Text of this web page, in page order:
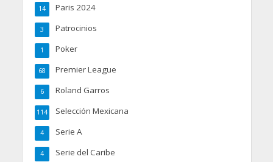
Paris 2024
14
Patrocinios
3
Poker
1
Premier League
68
Roland Garros
6
Selección Mexicana
114
Serie A
4
Serie del Caribe
4